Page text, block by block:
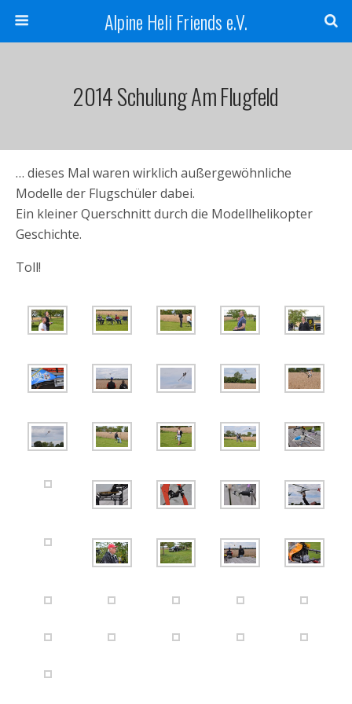
Alpine Heli Friends e.V.
2014 Schulung Am Flugfeld
… dieses Mal waren wirklich außergewöhnliche
Modelle der Flugschüler dabei.
Ein kleiner Querschnitt durch die Modellhelikopter
Geschichte.
Toll!